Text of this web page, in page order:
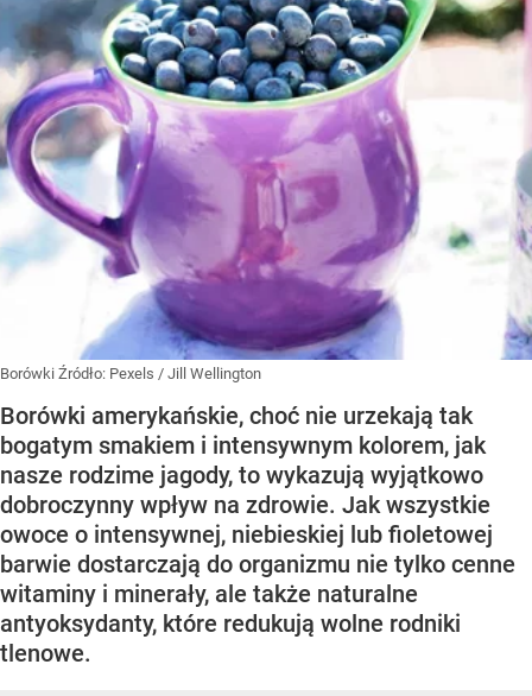
Borówki Źródło: Pexels / Jill Wellington
Borówki amerykańskie, choć nie urzekają tak
bogatym smakiem i intensywnym kolorem, jak
nasze rodzime jagody, to wykazują wyjątkowo
dobroczynny wpływ na zdrowie. Jak wszystkie
owoce o intensywnej, niebieskiej lub fioletowej
barwie dostarczają do organizmu nie tylko cenne
witaminy i minerały, ale także naturalne
antyoksydanty, które redukują wolne rodniki
tlenowe.